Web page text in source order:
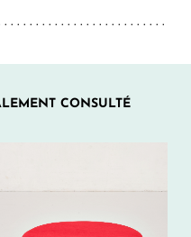
CONSULTÉ